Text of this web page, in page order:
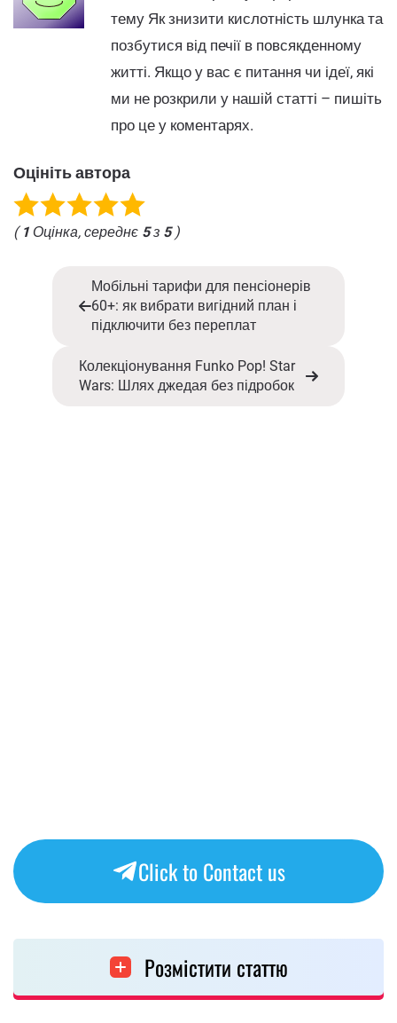
тему Як знизити кислотність шлунка та
позбутися від печії в повсякденному
житті. Якщо у вас є питання чи ідеї, які
ми не розкрили у нашій статті – пишіть
про це у коментарях.
Оцініть автора
( 1 Оцінка, середнє 5з 5)
Мобільні тарифи для пенсіонерів
60+: як вибрати вигідний план і
підключити без переплат
Колекціонування Funko Pop! Star
Wars: Шлях джедая без підробок
Click to Contact us
Розмістити статтю